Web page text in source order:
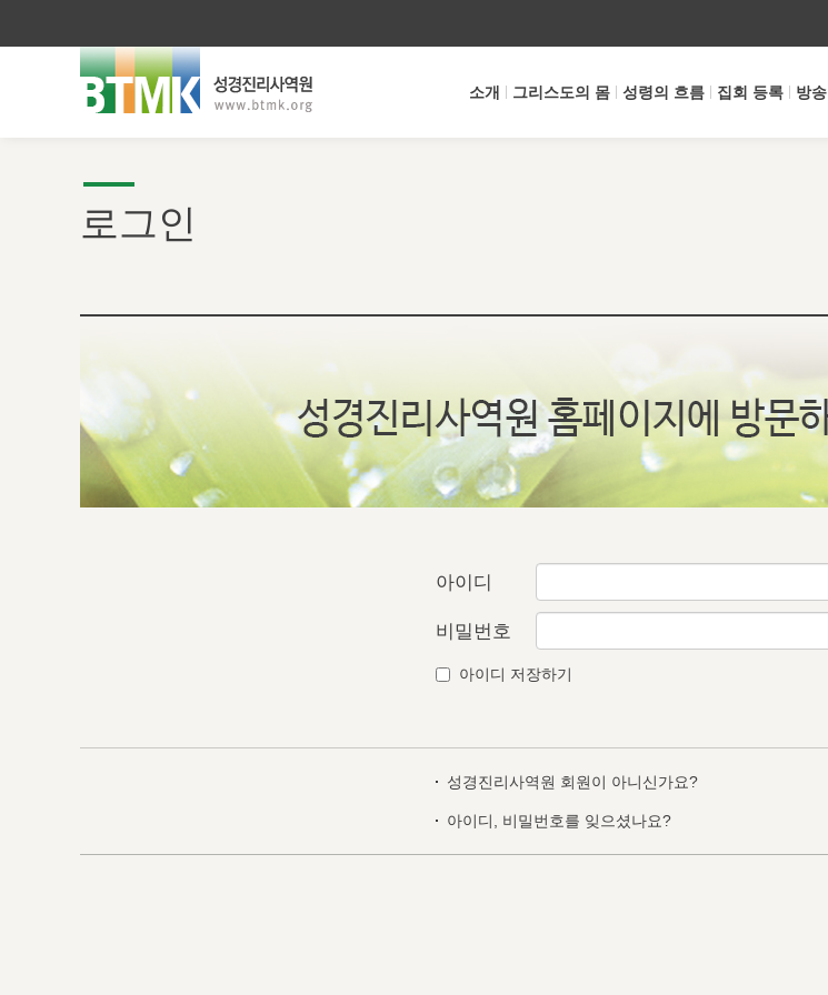
소개 그리스도의 몸 성령의 흐름 집회 등록 방송
로그인
아이디
비밀번호
아이디 저장하기
성경진리사역원 회원이 아니신가요?
아이디, 비밀번호를 잊으셨나요?